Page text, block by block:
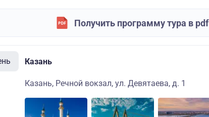
Получить программу тура в pdf
Казань
Казань, Речной вокзал, ул. Девятаева, д. 1